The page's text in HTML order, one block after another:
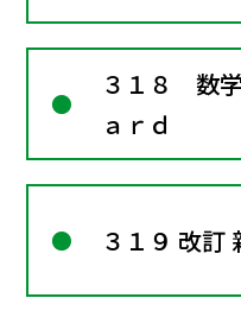
３１８ 数
ａｒｄ
３１９ 改訂